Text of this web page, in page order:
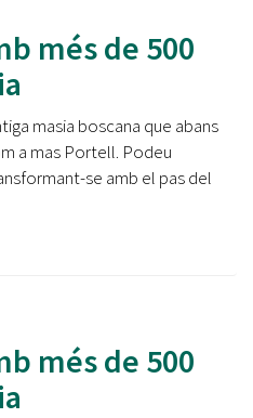
més de 500
masia boscana que abans
a mas Portell. Podeu
se amb el pas del
més de 500